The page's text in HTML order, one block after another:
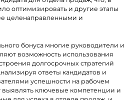
оптимизировать и другие этапы
целенаправленными и
бонуса многие руководители и
возможность использования
долгосрочных стратегий
ответы кандидатов и
успешности на рабочем
выявлять ключевые компетенции и